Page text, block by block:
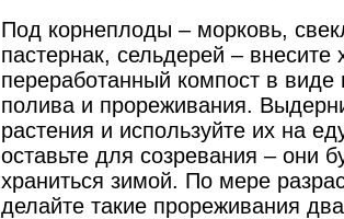
Под корнеплоды – морковь,
пастернак, сельдерей – внесите
переработанный компост в виде
полива и прореживания.
растения и используйте их на
оставьте для созревания – они
храниться зимой. По мере
делайте такие прореживания